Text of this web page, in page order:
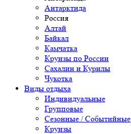
Антарктида
Россия
Алтай
Байкал
Камчатка
Круизы по России
Сахалин и Курилы
Чукотка
Виды отдыха
Индивидуальные
Групповые
Сезонные / Событийные
Круизы